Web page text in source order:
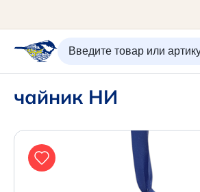
ИЗБРАННОЕ ВХОД/РЕГИСТРАЦИЯ
Орнаменты
О керамике
Оплата и доставка
чайник НИ